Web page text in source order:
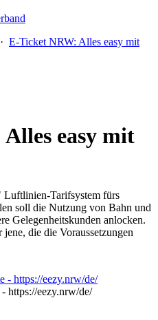
· E-Ticket NRW: Alles easy mit
easy mit
Luftlinien-Tarifsystem fürs
soll die Nutzung von Bahn und
Gelegenheitskunden anlocken.
die die Voraussetzungen
https://eezy.nrw/de/